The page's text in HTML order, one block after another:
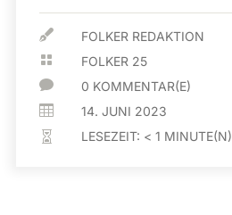
 FOLKER REDAKTION
 FOLKER 25
 0 KOMMENTAR(E)
 14. JUNI 2023
 LESEZEIT: < 1 MINUTE(N)